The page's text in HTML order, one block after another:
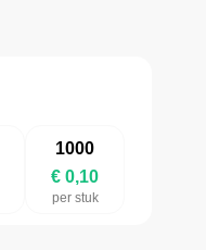
1000
€ 0,10
per stuk